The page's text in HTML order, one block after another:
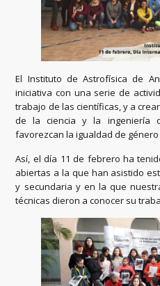
El Instituto de Astrofísica de
iniciativa con una serie de
trabajo de las científicas, y a
de la ciencia y la ingeniería
favorezcan la igualdad de
Así, el día 11 de febrero ha
abiertas a la que han asistido
y secundaria y en la que
técnicas dieron a conocer su